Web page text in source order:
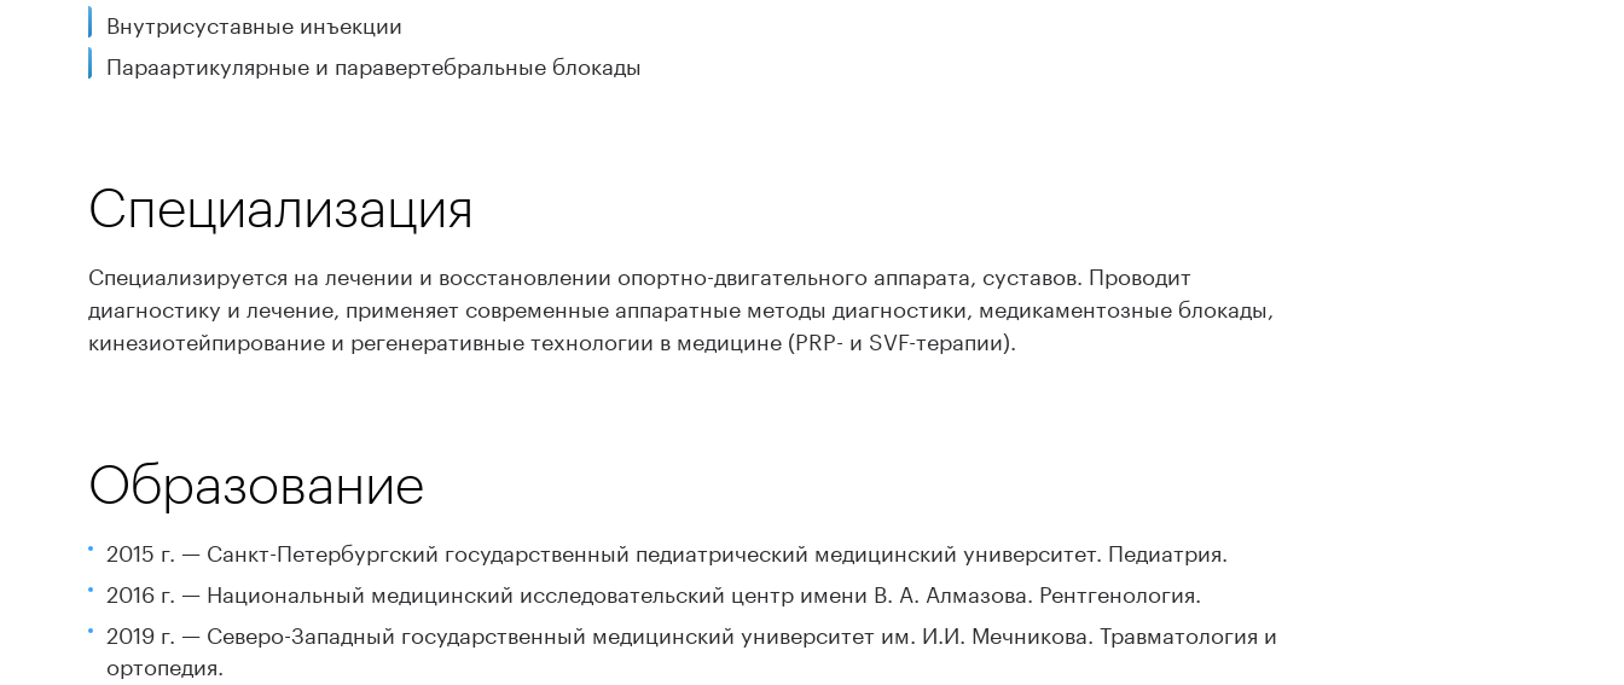
Внутрисуставные инъекции
Параартикулярные и паравертебральные блокады
Специализация
Специализируется на лечении и восстановлении опортно-двигательного аппарата, суставов. Проводит
диагностику и лечение, применяет современные аппаратные методы диагностики, медикаментозные блокады,
кинезиотейпирование и регенеративные технологии в медицине (PRP- и SVF-терапии).
Образование
2015 г. — Санкт-Петербургский государственный педиатрический медицинский университет. Педиатрия.
2016 г. — Национальный медицинский исследовательский центр имени В. А. Алмазова. Рентгенология.
2019 г. — Северо-Западный государственный медицинский университет им. И.И. Мечникова. Травматология и
ортопедия.